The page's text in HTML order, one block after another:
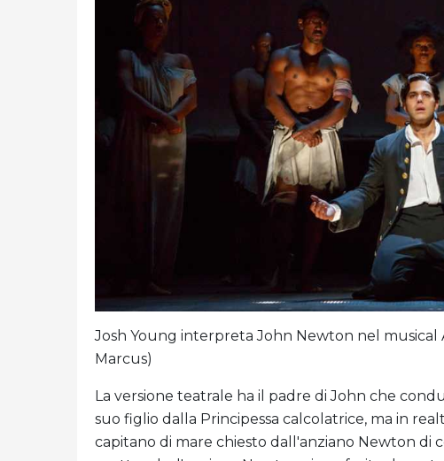
Josh Young interpreta John Newton nel musical
Marcus)
La versione teatrale ha il padre di John che
suo figlio dalla Principessa calcolatrice, ma in
capitano di mare chiesto dall'anziano Newton di